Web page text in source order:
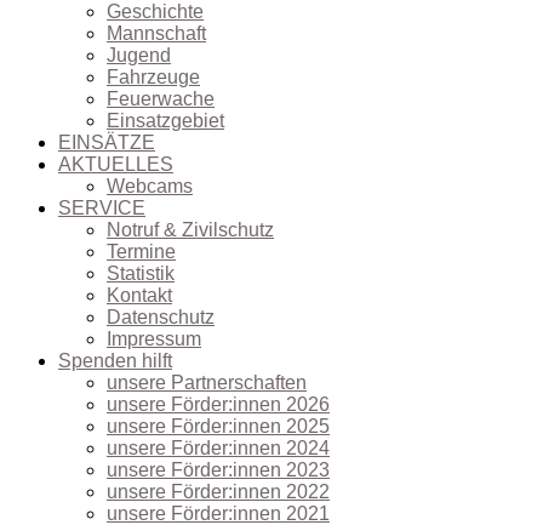
Geschichte
Mannschaft
Jugend
Fahrzeuge
Feuerwache
Einsatzgebiet
EINSÄTZE
AKTUELLES
Webcams
SERVICE
Notruf & Zivilschutz
Termine
Statistik
Kontakt
Datenschutz
Impressum
Spenden hilft
unsere Partnerschaften
unsere Förder:innen 2026
unsere Förder:innen 2025
unsere Förder:innen 2024
unsere Förder:innen 2023
unsere Förder:innen 2022
unsere Förder:innen 2021